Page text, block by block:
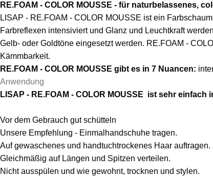
RE.FOAM - COLOR MOUSSE - für naturbelassenes,
LISAP - RE.FOAM - COLOR MOUSSE ist ein
Farbreflexen intensiviert und Glanz und Leuchtkraft
Gelb- oder Goldtöne eingesetzt werden. RE.FOAM -
Kämmbarkeit.
RE.FOAM - COLOR MOUSSE gibt es in 7 Nuancen:
Anwendung
LISAP - RE.FOAM - COLOR MOUSSE ist sehr einfach
Vor dem Gebrauch gut schütteln
Unsere Empfehlung - Einmalhandschuhe tragen.
Auf gewaschenes und handtuchtrockenes Haar auftragen.
Gleichmäßig auf Längen und Spitzen verteilen.
Nicht ausspülen und wie gewohnt, trocknen und stylen.